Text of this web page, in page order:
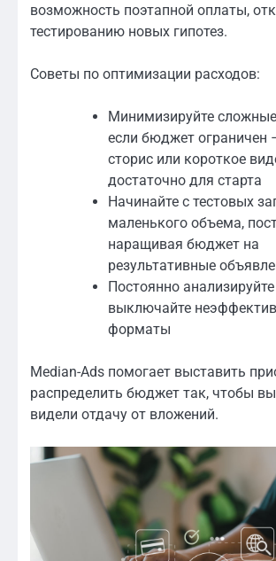
возможность поэтапной оплаты,
тестированию новых гипотез.
Советы по оптимизации расходов:
Минимизируйте
если бюджет ограничен
сторис или короткое
достаточно для старта
Начинайте с тестовых
маленького объема,
наращивая бюджет на
результативные
Постоянно
выключайте
форматы
Median-Ads помогает выставить
распределить бюджет так, чтобы
видели отдачу от вложений.